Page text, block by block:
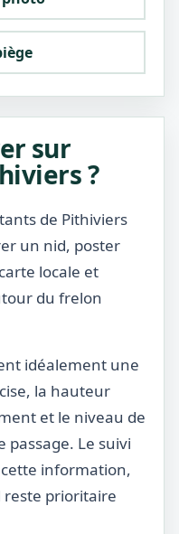
sur
?
de Pithiviers
un nid, poster
locale et
du frelon
idéalement une
la hauteur
et le niveau de
passage. Le suivi
information,
reste prioritaire